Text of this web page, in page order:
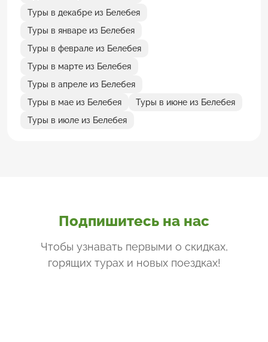
Туры в декабре из Белебея
Туры в январе из Белебея
Туры в феврале из Белебея
Туры в марте из Белебея
Туры в апреле из Белебея
Туры в мае из Белебея
Туры в июне из Белебея
Туры в июле из Белебея
Подпишитесь на нас
Чтобы узнавать первыми о скидках,
горящих турах и новых поездках!